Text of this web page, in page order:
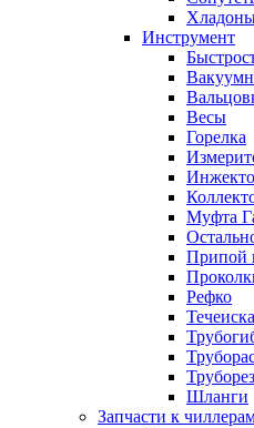
Инструмент
Весы
Горелка
Муфта
Припой
Рефко
Шланги
Запчасти к